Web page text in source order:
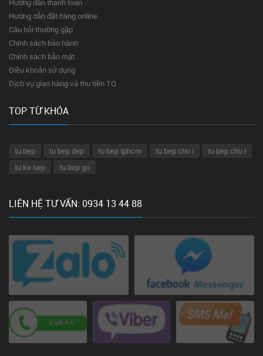
Hướng dẫn thanh toán
Hướng dẫn đặt hàng online
Câu hỏi thường gặp
Chính sách bảo hành
Chính sách bảo mật
Điều khoản sử dụng
Dịch vụ giao hàng và thu tiền TQ
TOP TỪ KHÓA
tu bep tu bep dep tu bep tphcm tu bep chu i
tu bep chu l
tu ke bep
tu bep go
LIÊN HỆ TƯ VẤN: 0934 13 44 88